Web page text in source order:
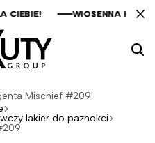
WIOSENNA
WIOSENNA
WIOSENNA
Mischief #209
lakier do paznokci